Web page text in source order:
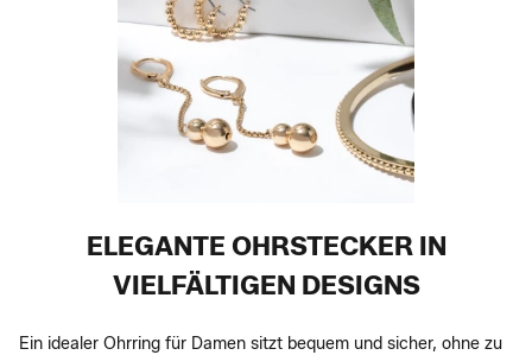
ELEGANTE OHRSTECKER IN
VIELFÄLTIGEN DESIGNS
Ein idealer Ohrring für Damen sitzt bequem und sicher, ohne zu